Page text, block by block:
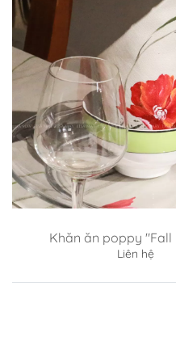
Khăn ăn poppy "Fall
Liên hệ